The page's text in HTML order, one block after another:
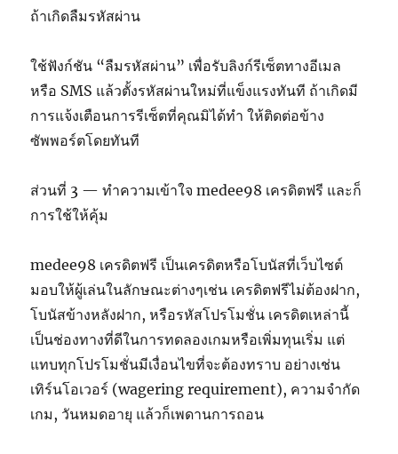
ถ้าเกิดลืมรหัสผ่าน
ใช้ฟังก์ชัน “ลืมรหัสผ่าน” เพื่อรับลิงก์รีเซ็ตทางอีเมล
หรือ SMS แล้วตั้งรหัสผ่านใหม่ที่แข็งแรงทันที ถ้าเกิดมี
การแจ้งเตือนการรีเซ็ตที่คุณมิได้ทำ ให้ติดต่อข้าง
ซัพพอร์ตโดยทันที
ส่วนที่ 3 — ทำความเข้าใจ medee98 เครดิตฟรี และก็
การใช้ให้คุ้ม
medee98 เครดิตฟรี เป็นเครดิตหรือโบนัสที่เว็บไซต์
มอบให้ผู้เล่นในลักษณะต่างๆเช่น เครดิตฟรีไม่ต้องฝาก,
โบนัสข้างหลังฝาก, หรือรหัสโปรโมชั่น เครดิตเหล่านี้
เป็นช่องทางที่ดีในการทดลองเกมหรือเพิ่มทุนเริ่ม แต่
แทบทุกโปรโมชั่นมีเงื่อนไขที่จะต้องทราบ อย่างเช่น
เทิร์นโอเวอร์ (wagering requirement), ความจำกัด
เกม, วันหมดอายุ แล้วก็เพดานการถอน